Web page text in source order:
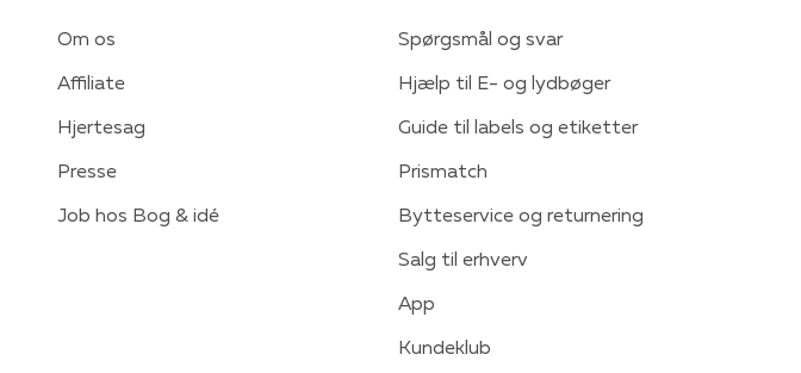
Om os
Affiliate
Hjertesag
Presse
Job hos Bog & idé
Spørgsmål og svar
Hjælp til E- og lydbøger
Guide til labels og etiketter
Prismatch
Bytteservice og returnering
Salg til erhverv
App
Kundeklub